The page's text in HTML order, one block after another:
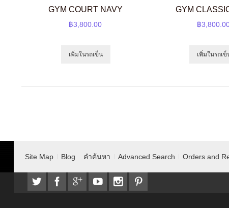
GYM COURT NAVY
฿3,800.00
เพิ่มในรถเข็น
GYM
฿
เพิ่มในรถเข็
Site Map Blog คำค้นหา Advanced Search Orders and